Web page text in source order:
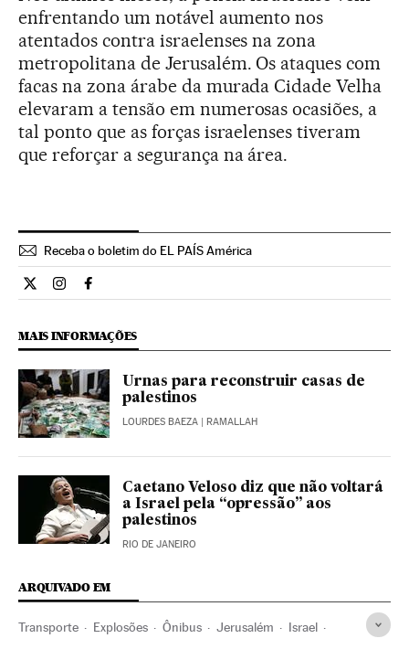
enfrentando um notável aumento nos
atentados contra israelenses na zona
metropolitana de Jerusalém. Os ataques com
facas na zona árabe da murada Cidade Velha
elevaram a tensão em numerosas ocasiões, a
tal ponto que as forças israelenses tiveram
que reforçar a segurança na área.
Receba o boletim do EL PAÍS América
Internacional El País Brasil en Twitter
Internacional El País Brasil en Instagram
Internacional El País Brasil en Facebook
MAIS INFORMAÇÕES
Urnas para reconstruir casas de
palestinos
LOURDES BAEZA | RAMALLAH
Caetano Veloso diz que não voltará
a Israel pela “opressão” aos
palestinos
RIO DE JANEIRO
ARQUIVADO EM
Transporte Explosões Ônibus Jerusalém Israel